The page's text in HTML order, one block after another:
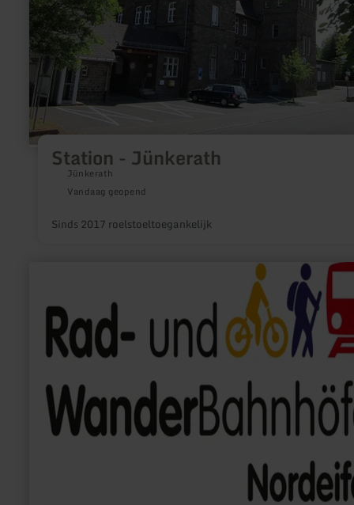
Station - Jünkerath
Jünkerath
Vandaag geopend
Sinds 2017 roelstoeltoegankelijk
Rad-
Wanderbahnhof